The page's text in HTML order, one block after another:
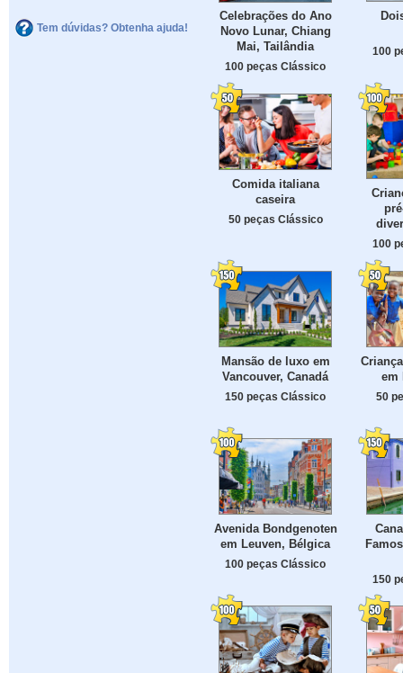
Tem dúvidas? Obtenha ajuda!
Celebrações do Ano
Novo Lunar, Chiang
Mai, Tailândia
100 peças Clássico
100
Comida italiana
caseira
50 peças Clássico
100
Mansão de luxo em
Vancouver, Canadá
150 peças Clássico
em
50
Avenida Bondgenoten
em Leuven, Bélgica
100 peças Clássico
150